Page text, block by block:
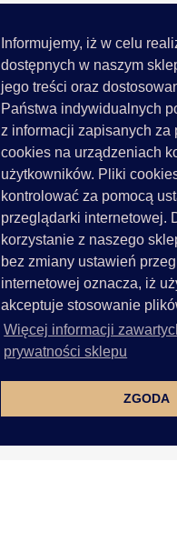
Informujemy, iż w celu
dostępnych w naszym
jego treści oraz
Państwa indywidualnych
z informacji zapisanych za
cookies na urządzeniach
użytkowników. Pliki
kontrolować za pomocą
przeglądarki internetowej.
korzystanie z naszego
bez zmiany ustawień
internetowej oznacza, iż
akceptuje stosowanie
Więcej informacji
prywatności sklepu
ZGODA